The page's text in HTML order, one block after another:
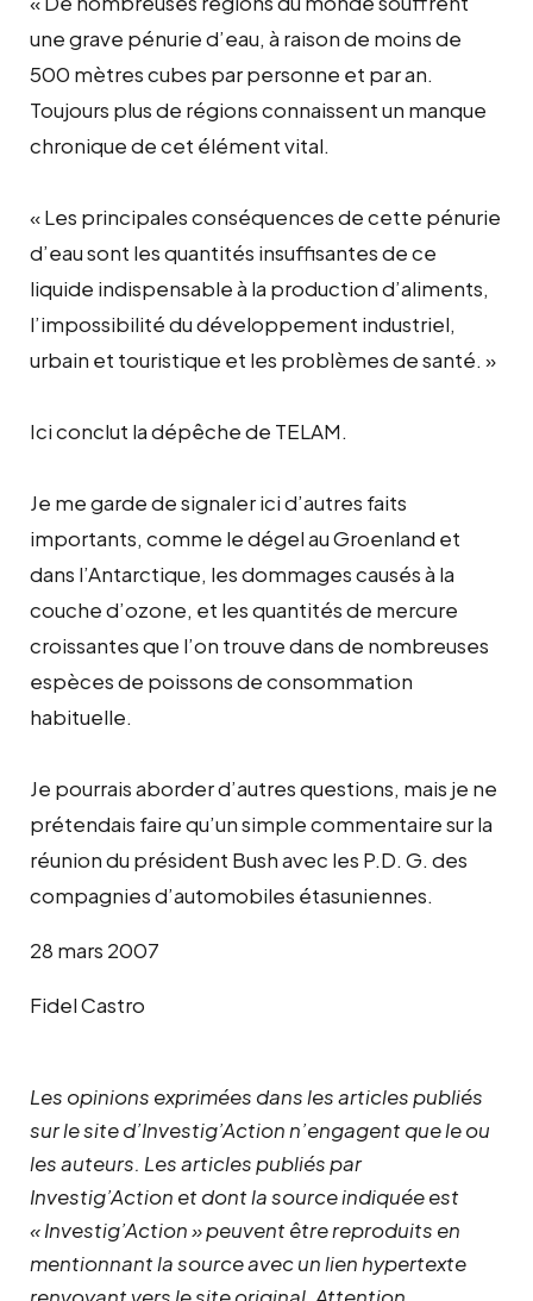
une grave pénurie d’eau, à raison de moins de
500 mètres cubes par personne et par an.
Toujours plus de régions connaissent un manque
chronique de cet élément vital.
« Les principales conséquences de cette pénurie
d’eau sont les quantités insuffisantes de ce
liquide indispensable à la production d’aliments,
l’impossibilité du développement industriel,
urbain et touristique et les problèmes de santé. »
Ici conclut la dépêche de TELAM.
Je me garde de signaler ici d’autres faits
importants, comme le dégel au Groenland et
dans l’Antarctique, les dommages causés à la
couche d’ozone, et les quantités de mercure
croissantes que l’on trouve dans de nombreuses
espèces de poissons de consommation
habituelle.
Je pourrais aborder d’autres questions, mais je ne
prétendais faire qu’un simple commentaire sur la
réunion du président Bush avec les P.D. G. des
compagnies d’automobiles étasuniennes.
28 mars 2007
Fidel Castro
Les opinions exprimées dans les articles publiés
sur le site d’Investig’Action n’engagent que le ou
les auteurs. Les articles publiés par
Investig’Action et dont la source indiquée est
« Investig’Action » peuvent être reproduits en
mentionnant la source avec un lien hypertexte